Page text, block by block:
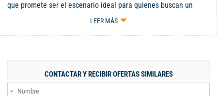
que promete ser el escenario ideal para quienes buscan un
espacio de vivienda con un alto potencial comercial. Construido
contemporáneo y funcional, sino que también se beneficia de
clientes. La cercanía a vías principales y zonas de interés
convierte a este apartamento en una opción atractiva para
quienes desean establecer su hogar en un entorno dinámico y
LEER MÁS
CONTACTAR Y RECIBIR OFERTAS SIMILARES